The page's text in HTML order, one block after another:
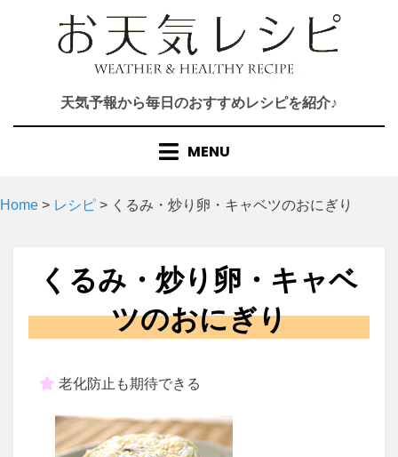
天気予報から毎日のおすすめレシピを紹介♪
MENU
Home > レシピ > くるみ・炒り卵・キャベツのおにぎり
くるみ・炒り卵・キャベ
ツのおにぎり
老化防止も期待できる